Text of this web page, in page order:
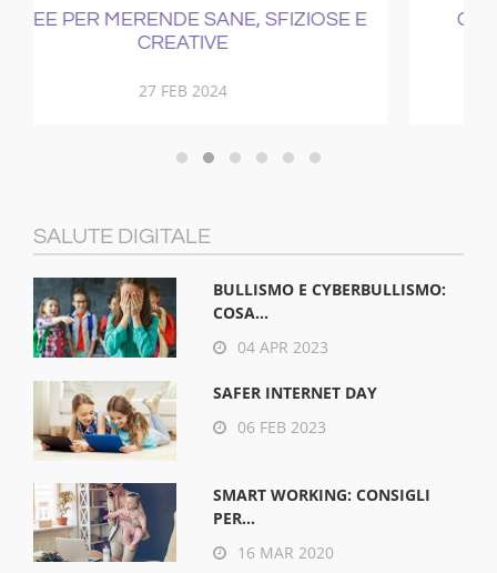
COME CURARE IL RAFFREDDORE
21 NOV 2017
SALUTE DIGITALE
BULLISMO E CYBERBULLISMO:
COSA...
04 APR 2023
SAFER INTERNET DAY
06 FEB 2023
SMART WORKING: CONSIGLI
PER...
16 MAR 2020